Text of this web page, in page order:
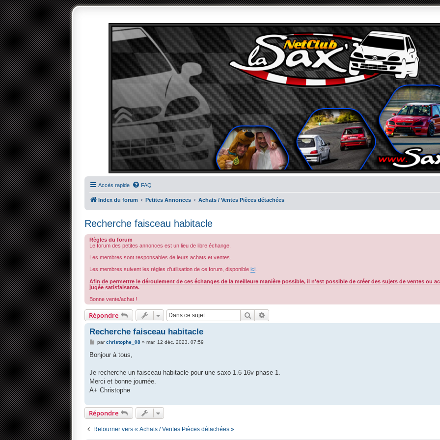
Accès rapide FAQ
Index du forum Petites Annonces Achats / Ventes Pièces détachées
Recherche faisceau habitacle
Règles du forum
Le forum des petites annonces est un lieu de libre échange.
Les membres sont responsables de leurs achats et ventes.
Les membres suivent les règles d'utilisation de ce forum, disponible ici
Afin de permettre le déroulement de ces échanges de la meilleure manière possible, il n'est possible de créer des sujets de ventes ou
jugée satisfaisante.
Bonne vente/achat !
Répondre Rechercher
Recherche faisceau habitacle
M
s
g
parchristophe_08» mar. 12 déc. 2023, 07:59
Bonjour à tous,
Je recherche un faisceau habitacle pour une saxo 1.6 16v phase 1.
Merci et bonne journée.
A+ Christophe
Répondre
Retourner vers « Achats / Ventes Pièces détachées »